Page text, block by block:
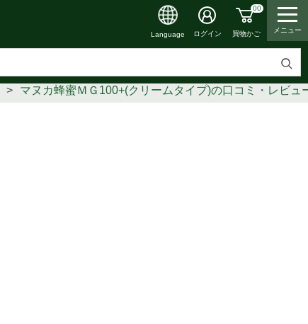
検
索
Language ログイン
00
買物かご メニュー
マヌカ蜂蜜ＭＧ100+(クリームタイプ)の口コミ・レビュ